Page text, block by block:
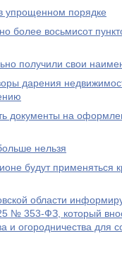
упрощенном порядке
более восьмисот
получили свои
дарения
документы на
нельзя
будут применяться
области
№ 353-ФЗ, который
и огородничества для